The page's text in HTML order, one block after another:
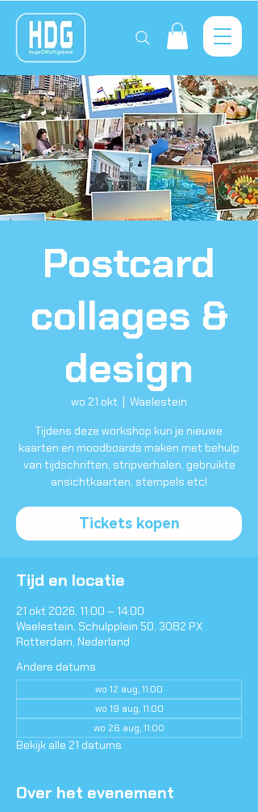
Postcard
collages &
design
wo 21 okt
Waelestein
Tijdens deze workshop kun je nieuwe
kaarten en moodboards maken met behulp
van tijdschriften, stripverhalen, gebruikte
ansichtkaarten, stempels etc!
Tickets kopen
Tijd en locatie
21 okt 2026, 11:00 – 14:00
Waelestein, Schulpplein 50, 3082 PX
Rotterdam, Nederland
Andere datums
wo 12 aug, 11:00
wo 19 aug, 11:00
wo 26 aug, 11:00
Bekijk alle 21 datums
Over het evenement